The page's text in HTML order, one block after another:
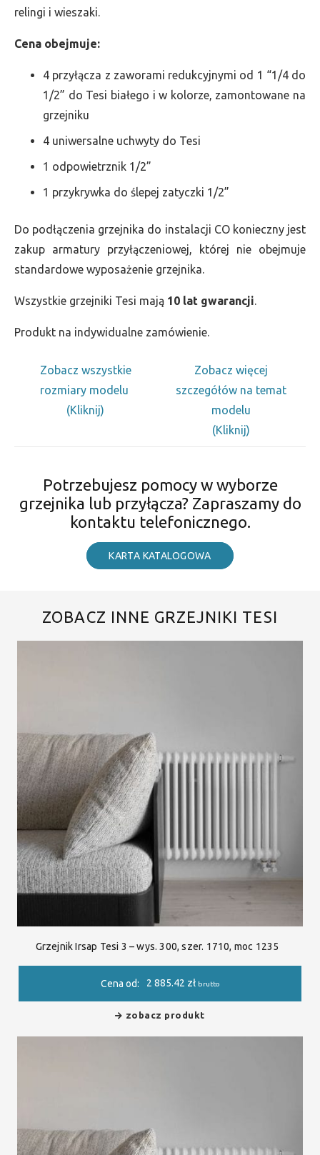
relingi i wieszaki.
Cena obejmuje:
4 przyłącza z zaworami redukcyjnymi od 1 “1/4 do
1/2” do Tesi białego i w kolorze, zamontowane na
grzejniku
4 uniwersalne uchwyty do Tesi
1 odpowietrznik 1/2”
1 przykrywka do ślepej zatyczki 1/2”
Do podłączenia grzejnika do instalacji CO konieczny jest
zakup armatury przyłączeniowej, której nie obejmuje
standardowe wyposażenie grzejnika.
Wszystkie grzejniki Tesi mają 10 lat gwarancji.
Produkt na indywidualne zamówienie.
Zobacz wszystkie
rozmiary modelu
(Kliknij)
Zobacz więcej
szczegółów na temat
modelu
(Kliknij)
Potrzebujesz pomocy w wyborze
grzejnika lub przyłącza? Zapraszamy do
kontaktu telefonicznego.
KARTA KATALOGOWA
ZOBACZ INNE GRZEJNIKI TESI
Grzejnik Irsap Tesi 3 – wys. 300, szer. 1710, moc 1235
Cena od: 2 885.42 zł brutto
zobacz produkt